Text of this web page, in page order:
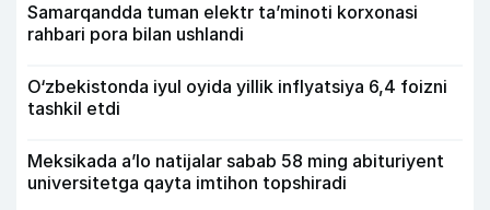
Samarqandda tuman elektr ta’minoti korxonasi
rahbari pora bilan ushlandi
O‘zbekistonda iyul oyida yillik inflyatsiya 6,4 foizni
tashkil etdi
Meksikada a’lo natijalar sabab 58 ming abituriyent
universitetga qayta imtihon topshiradi